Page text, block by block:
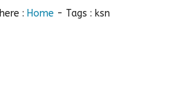
: Home - Tags : ksn